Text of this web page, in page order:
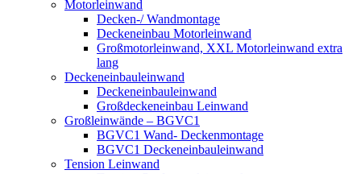
Motorleinwand
Decken-/ Wandmontage
Deckeneinbau Motorleinwand
Großmotorleinwand, XXL Motorleinwand extra
lang
Deckeneinbauleinwand
Deckeneinbauleinwand
Großdeckeneinbau Leinwand
Großleinwände – BGVC1
BGVC1 Wand- Deckenmontage
BGVC1 Deckeneinbauleinwand
Tension Leinwand